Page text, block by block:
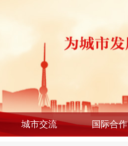
城市交流 国际合作